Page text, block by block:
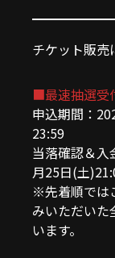
チケット販売
■最速抽選受
申込期間：
23:59
当落確認＆
月25日(土
※先着順では
みいただいた
います。